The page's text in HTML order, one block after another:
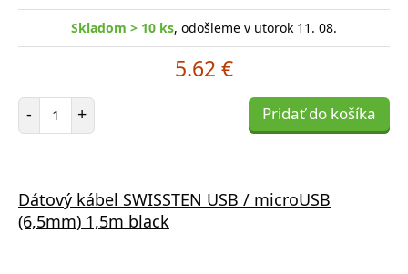
Skladom > 10 ks, odošleme v utorok 11. 08.
5.62 €
- Počet položiek
+ Pridať do košíka
Dátový kábel SWISSTEN USB / microUSB
(6,5mm) 1,5m black